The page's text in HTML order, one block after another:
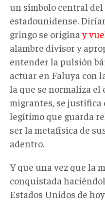
un símbolo central
estadounidense.
gringo se origina y
alambre divisor y
entender la pulsión
actuar en Faluya con
la que se normaliza
migrantes, se
legítimo que guarda
ser la metafísica de
adentro.
Y que una vez que la
conquistada
Estados Unidos de